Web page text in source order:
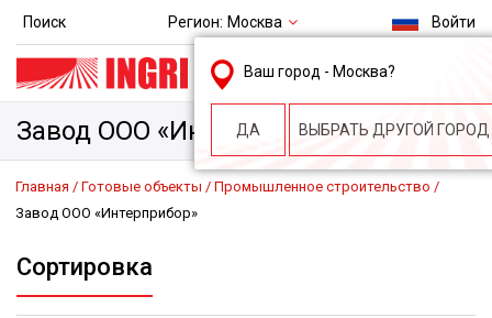
Поиск Регион: Москва
Ваш город - Москва?
ДА ВЫБРАТЬ ДРУГОЙ ГОРОД
Войти
msk@ingri.ru
пн. – пт.: 9.00-18.00
Завод ООО «Интерприбор»
Главная Готовые объекты
Промышленное строительство
Завод ООО «Интерприбор»
Сортировка